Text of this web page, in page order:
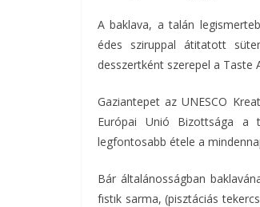
A baklava, a talán
édes sziruppal átitatott
desszertként szerepel a Taste
Gaziantepet az UNESCO
Európai Unió Bizottsága a
legfontosabb étele a
Bár általánosságban
fıstık sarma, (pisztáciás